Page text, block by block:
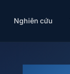
Nghiên cứu